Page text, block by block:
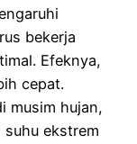
bekerja
Efeknya,
cepat.
musim hujan,
ekstrem